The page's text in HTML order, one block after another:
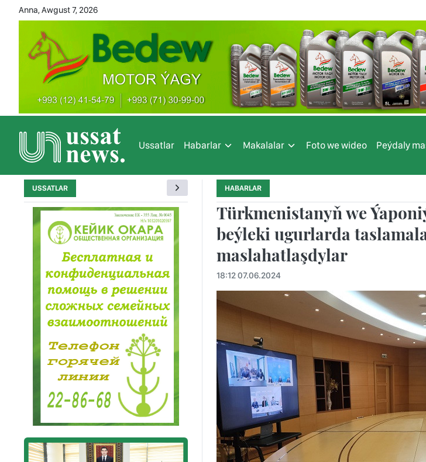
Anna, Awgust 7, 2026
Ussatlar Habarlar Makalalar Foto we wideo Peýdaly
HABARLAR
Türkmenistanyň we
beýleki ugurlarda
maslahatlaşdylar
18:12 07.06.2024
USSATLAR